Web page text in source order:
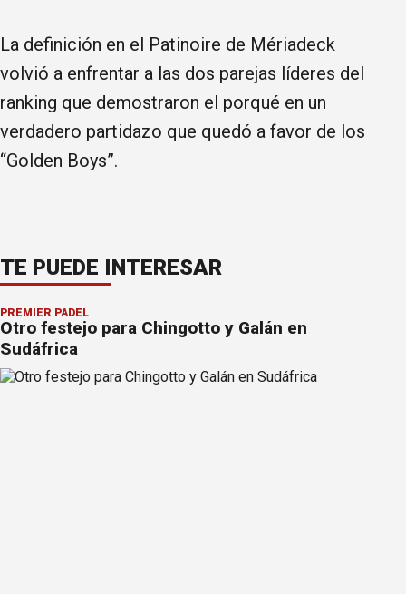
La definición en el Patinoire de Mériadeck
volvió a enfrentar a las dos parejas líderes del
ranking que demostraron el porqué en un
verdadero partidazo que quedó a favor de los
“Golden Boys”.
TE PUEDE INTERESAR
PREMIER PÁDEL
Otro festejo para Chingotto y Galán en
Sudáfrica